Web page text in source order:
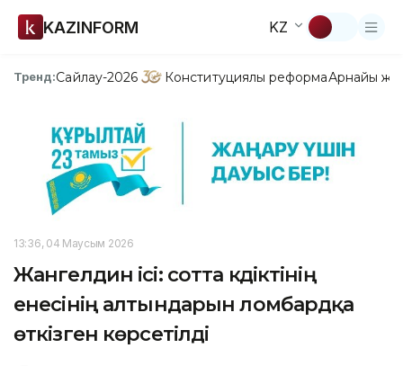
KAZINFORM KZ
Тренд:Сайлау-2026 Конституциялық реформаАрнайы
13:36, 04 Маусым 2026
Жангелдин ісі: сотта күдіктінің
енесінің алтындарын ломбардқа
өткізген көрсетілді